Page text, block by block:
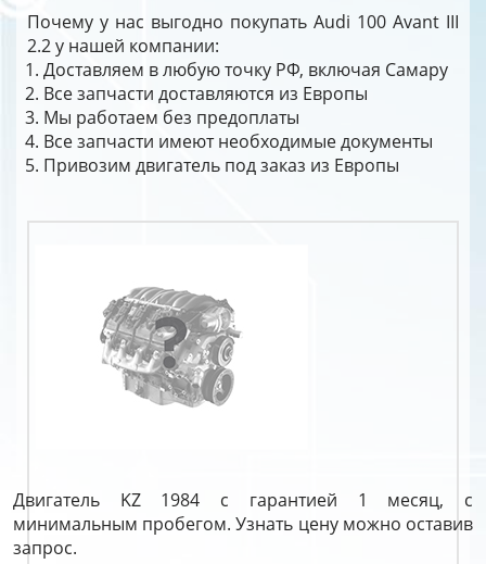
Почему у нас выгодно покупать Audi 100 Avant III
2.2 у нашей компании:
Доставляем в любую точку РФ, включая Самару
Все запчасти доставляются из Европы
Мы работаем без предоплаты
Все запчасти имеют необходимые документы
Привозим двигатель под заказ из Европы
Двигатель KZ 1984 с гарантией 1 месяц, с
минимальным пробегом. Узнать цену можно оставив
запрос.